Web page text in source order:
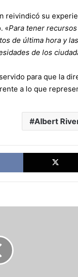
reivindicó su
«Para tener
de última hora y
de los
para que la
a lo que
Albert
Facebook